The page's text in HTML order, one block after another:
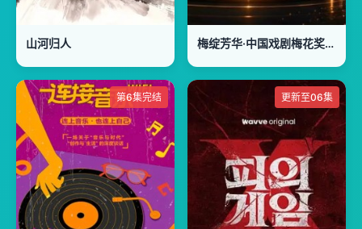
山河归人 梅绽芳华·中国戏剧梅花奖艺术家口述史
第6集完结 更新至06集